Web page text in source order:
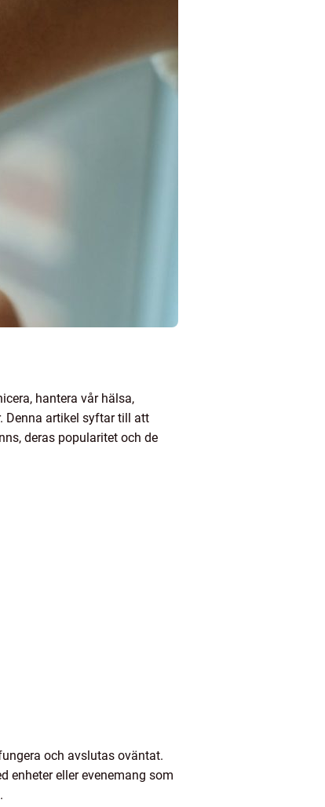
hantera vår hälsa,
Denna artikel syftar till att
deras popularitet och de
och avslutas oväntat.
enheter eller evenemang som